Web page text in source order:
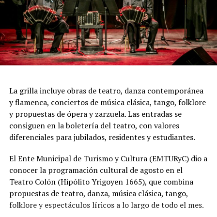
colectivo.
"Queremos que quienes todavía no conocen Tango
Furia descubran por qué el tango puede emocionar a
todas las generaciones. Y que quienes ya vivieron una de
nuestras funciones tengan ganas de volver, porque cada
función hay meses de ensayo y un enorme trabajo en
equipo para emocionar y sorprender al
público", expresa Emmanuel Marín.
distinguida con los Premios Estrella de Mar 2024 y
2026 como Mejor Espectáculo de Danza y con el Premio
Faro de Oro 2024. Además, Emmanuel Marín y Lola
Gutiérrez Rey obtuvieron el subcampeonato en el
Mundial de Tango de Buenos Aires.
La grilla incluye obras de teatro, danza contemporánea
y flamenca, conciertos de música clásica, tango, folklore
y propuestas de ópera y zarzuela. Las entradas se
consiguen en la boletería del teatro, con valores
diferenciales para jubilados, residentes y estudiantes.
El Ente Municipal de Turismo y Cultura (EMTURyC) dio a
conocer la programación cultural de agosto en el
Teatro Colón (Hipólito Yrigoyen 1665), que combina
propuestas de teatro, danza, música clásica, tango,
folklore y espectáculos líricos a lo largo de todo el mes.